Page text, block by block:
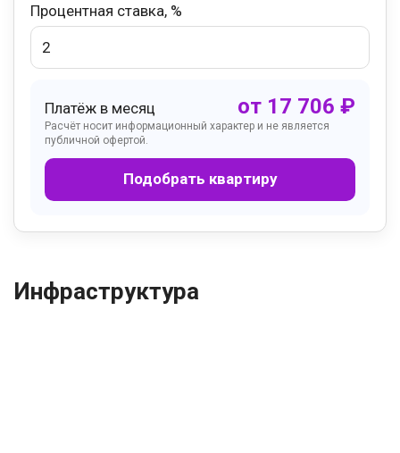
Процентная ставка, %
Платёж в месяц от 17 706 ₽
Расчёт носит информационный характер и не является
публичной офертой.
Подобрать квартиру
Инфраструктура